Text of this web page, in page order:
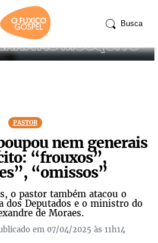
Busca
PASTOR
nem generais
“frouxos”,
“omissos”
o pastor também atacou o
dos Deputados e o ministro do
de Moraes.
em 07/04/2025 às 11h14